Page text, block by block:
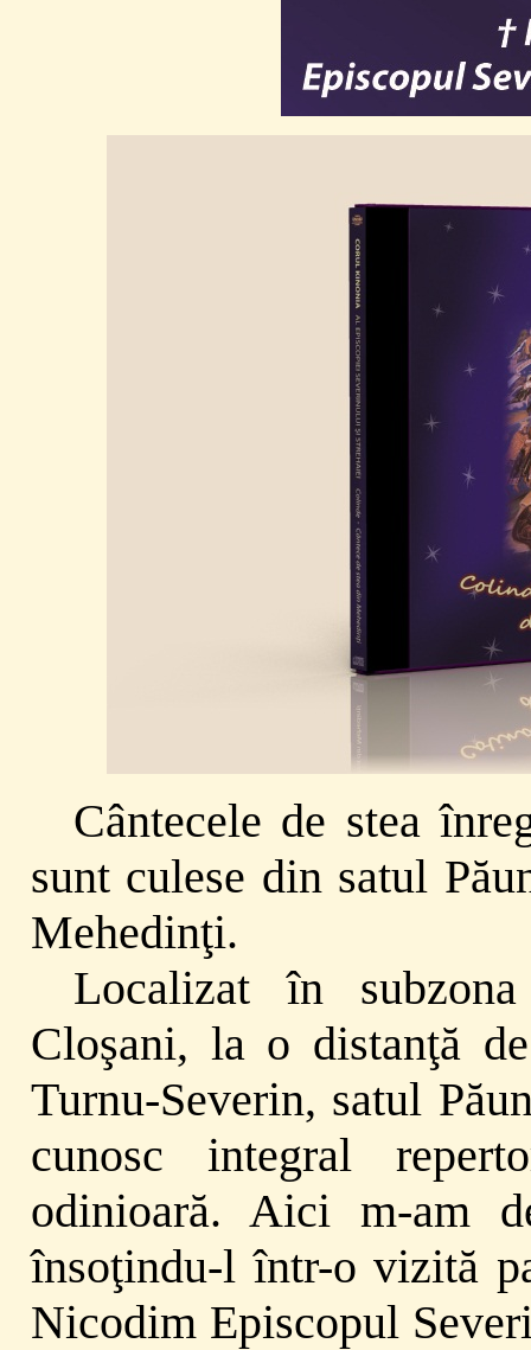
Cântecele de stea
sunt culese din satul
Mehedinţi.
Localizat în
Cloşani, la o distanţă
Turnu-Severin, satul
cunosc integral
odinioară. Aici m-am
însoţindu-l într-o vizită
Nicodim Episcopul